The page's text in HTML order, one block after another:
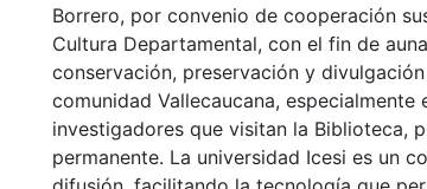
Borrero, por convenio de cooperación
Cultura Departamental, con el fin de
conservación, preservación y
comunidad Vallecaucana, especialmente
investigadores que visitan la Biblioteca,
permanente. La universidad Icesi es un